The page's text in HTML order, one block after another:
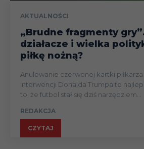
AKTUALNOŚCI
„Brudne fragmenty
działacze i wielka
piłkę nożną?
Anulowanie czerwonej kartki piłkarza
interwencji Donalda Trumpa to
to, że futbol stał się dziś narzędziem...
REDAKCJA
CZYTAJ